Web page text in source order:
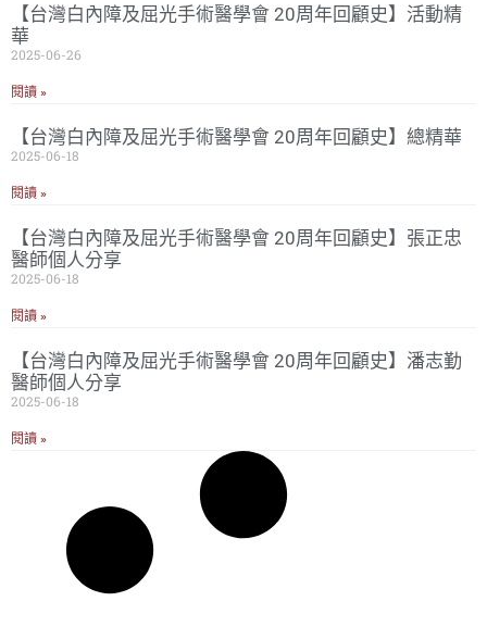
【台灣白內障及屈光手術醫學會 20周年回顧史】活動精
華
2025-06-26
閱讀 »
【台灣白內障及屈光手術醫學會 20周年回顧史】總精華
2025-06-18
閱讀 »
【台灣白內障及屈光手術醫學會 20周年回顧史】張正忠
醫師個人分享
2025-06-18
閱讀 »
【台灣白內障及屈光手術醫學會 20周年回顧史】潘志勤
醫師個人分享
2025-06-18
閱讀 »